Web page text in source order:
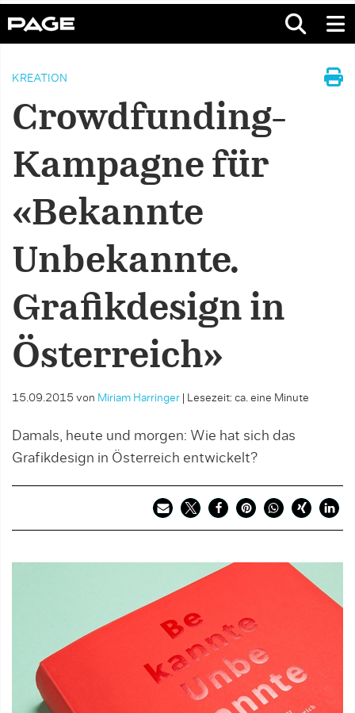
KREATION
Crowdfunding-
Kampagne für
«Bekannte
Unbekannte.
Grafikdesign in
Österreich»
15.09.2015 von Miriam Harringer Lesezeit: ca. eine Minute
Damals, heute und morgen: Wie hat sich das
Grafikdesign in Österreich entwickelt?